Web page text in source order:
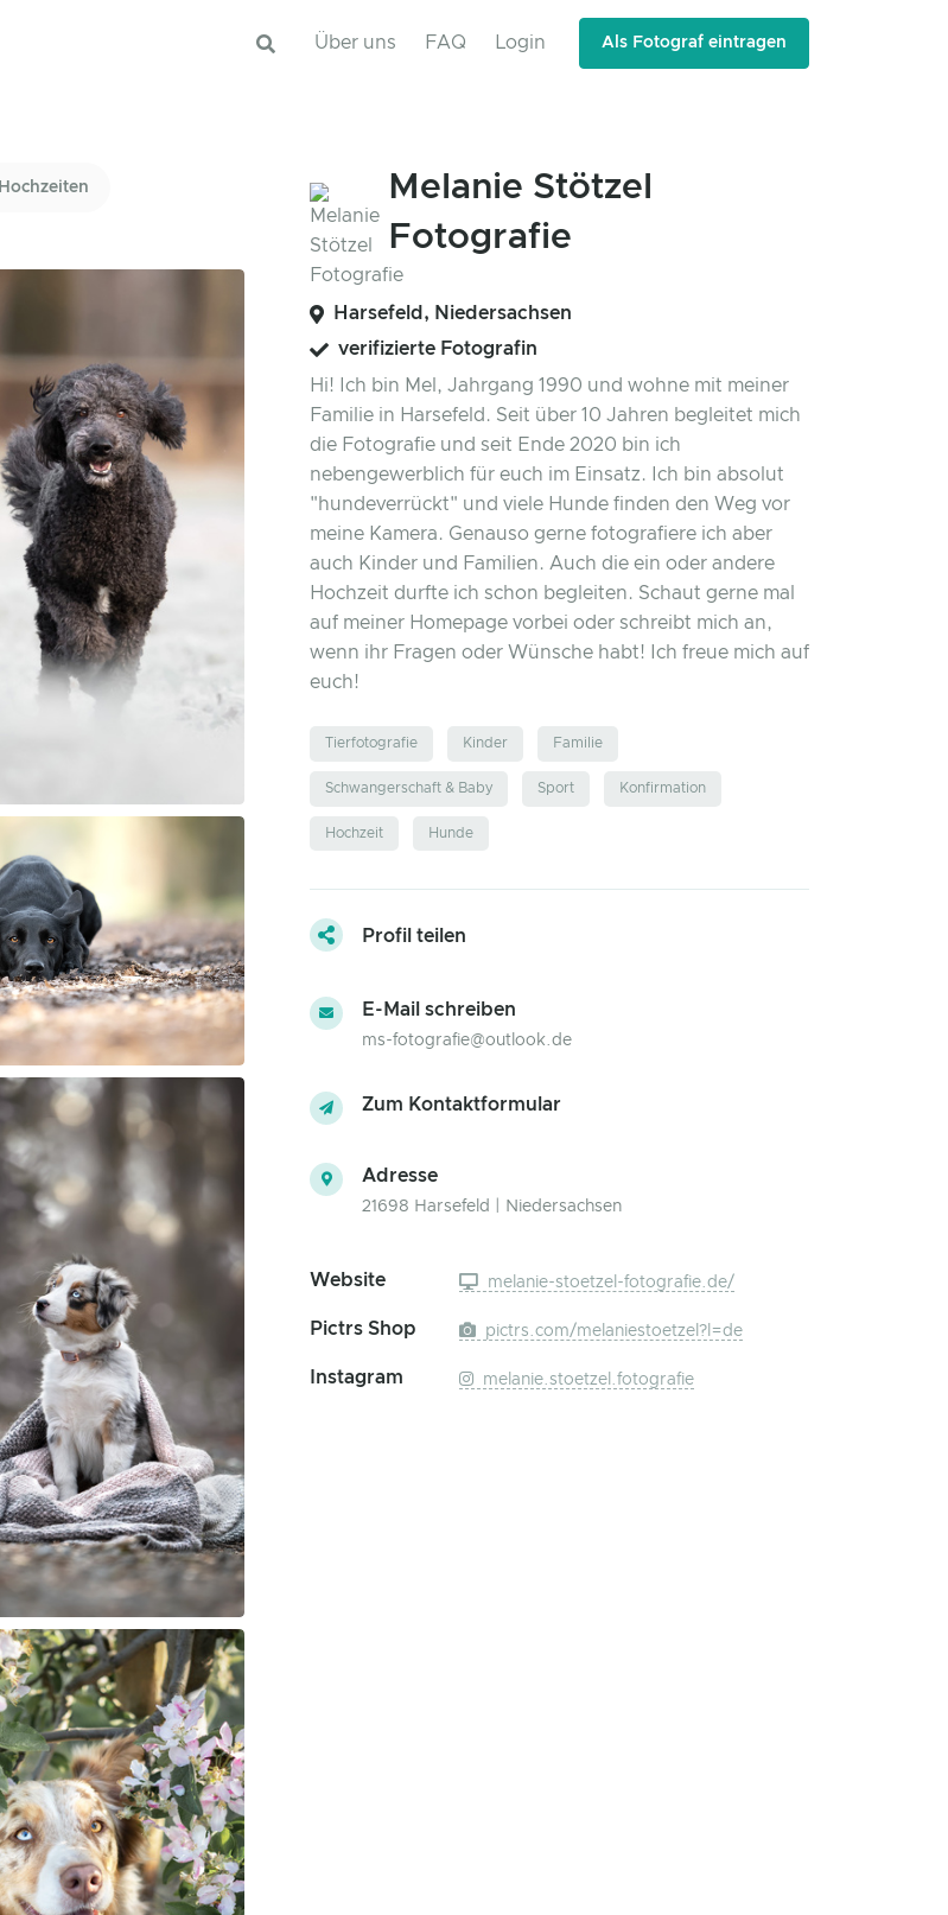
Über uns FAQ Login Als Fotograf eintragen
Hochzeiten
Melanie Stötzel
Fotografie
Harsefeld, Niedersachsen
verifizierte Fotografin
Hi! Ich bin Mel, Jahrgang 1990 und wohne mit meiner
Familie in Harsefeld. Seit über 10 Jahren begleitet mich
die Fotografie und seit Ende 2020 bin ich
nebengewerblich für euch im Einsatz. Ich bin absolut
"hundeverrückt" und viele Hunde finden den Weg vor
meine Kamera. Genauso gerne fotografiere ich aber
auch Kinder und Familien. Auch die ein oder andere
Hochzeit durfte ich schon begleiten. Schaut gerne mal
auf meiner Homepage vorbei oder schreibt mich an,
wenn ihr Fragen oder Wünsche habt! Ich freue mich auf
euch!
Tierfotografie Kinder Familie
Schwangerschaft & Baby Sport Konfirmation
Hochzeit Hunde
Profil teilen
E-Mail schreiben
ms-fotografie@outlook.de
Zum Kontaktformular
Adresse
21698 Harsefeld | Niedersachsen
Website melanie-stoetzel-fotografie.de/
Pictrs Shop pictrs.com/melaniestoetzel?l=de
Instagram melanie.stoetzel.fotografie